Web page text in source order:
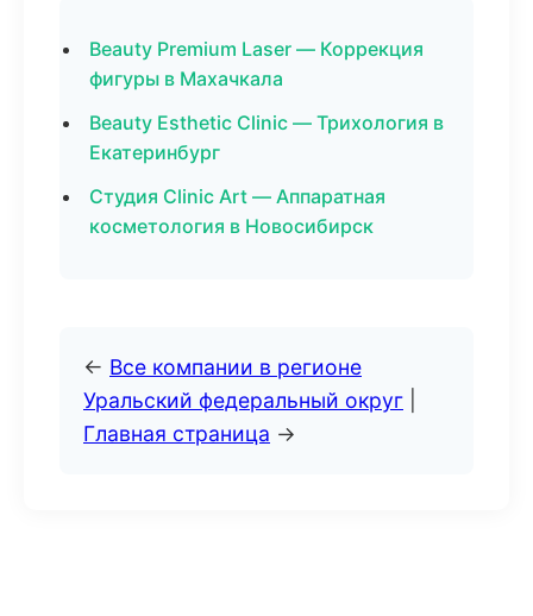
Beauty Premium Laser — Коррекция
фигуры в Махачкала
Beauty Esthetic Clinic — Трихология в
Екатеринбург
Студия Clinic Art — Аппаратная
косметология в Новосибирск
← Все компании в регионе
Уральский федеральный округ
Главная страница →